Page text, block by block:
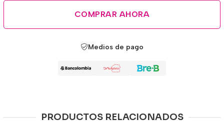
COMPRAR AHORA
Medios de pago
PRODUCTOS RELACIONADOS